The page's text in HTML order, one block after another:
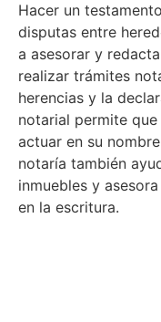
Hacer un
disputas entre
a asesorar y
realizar trámites
herencias y la
notarial permite
actuar en su
notaría también
inmuebles y
en la escritura.